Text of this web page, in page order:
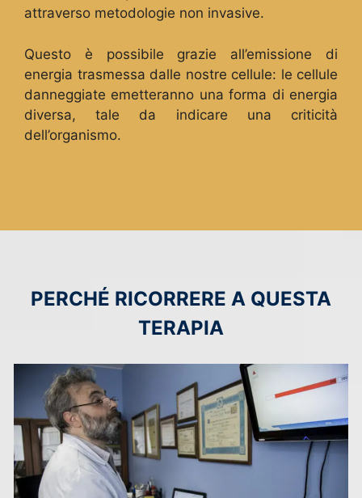
attraverso metodologie non invasive.
Questo è possibile grazie all’emissione di
energia trasmessa dalle nostre cellule: le cellule
danneggiate emetteranno una forma di energia
diversa, tale da indicare una criticità
dell’organismo.
PERCHÉ RICORRERE A QUESTA
TERAPIA